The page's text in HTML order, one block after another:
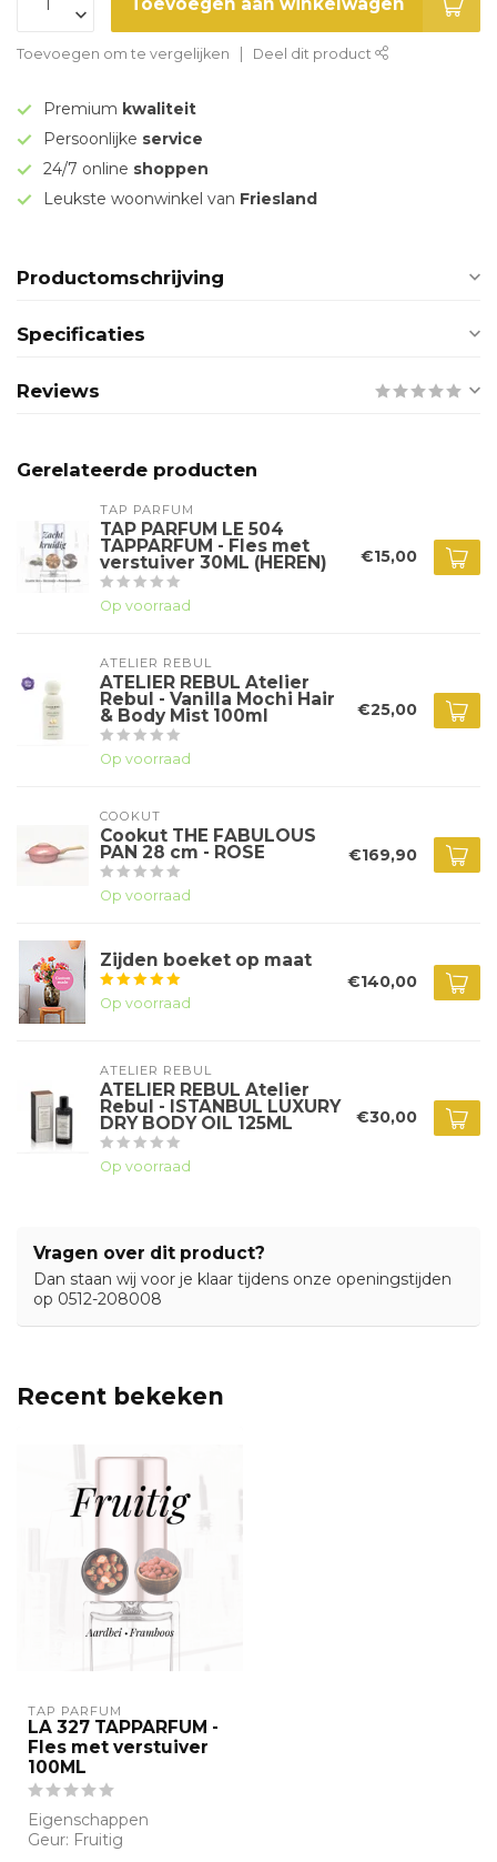
Toevoegen om te vergelijken Deel dit product
Premium kwaliteit
Persoonlijke service
24/7 online shoppen
Leukste woonwinkel van Friesland
Productomschrijving
Specificaties
Reviews
Gerelateerde producten
TAP PARFUM
TAP PARFUM LE 504
TAPPARFUM - Fles met
verstuiver 30ML (HEREN)
Op voorraad
€15,00
ATELIER REBUL
ATELIER REBUL Atelier
Rebul - Vanilla Mochi Hair
& Body Mist 100ml
Op voorraad
€25,00
COOKUT
Cookut THE FABULOUS
PAN 28 cm - ROSE
Op voorraad
€169,90
Zijden boeket op maat
Op voorraad
€140,00
ATELIER REBUL
ATELIER REBUL Atelier
Rebul - ISTANBUL LUXURY
DRY BODY OIL 125ML
Op voorraad
€30,00
Vragen over dit product?
Dan staan wij voor je klaar tijdens onze openingstijden
op 0512-208008
Recent bekeken
TAP PARFUM
LA 327 TAPPARFUM -
Fles met verstuiver
100ML
Eigenschappen
Geur: Fruitig